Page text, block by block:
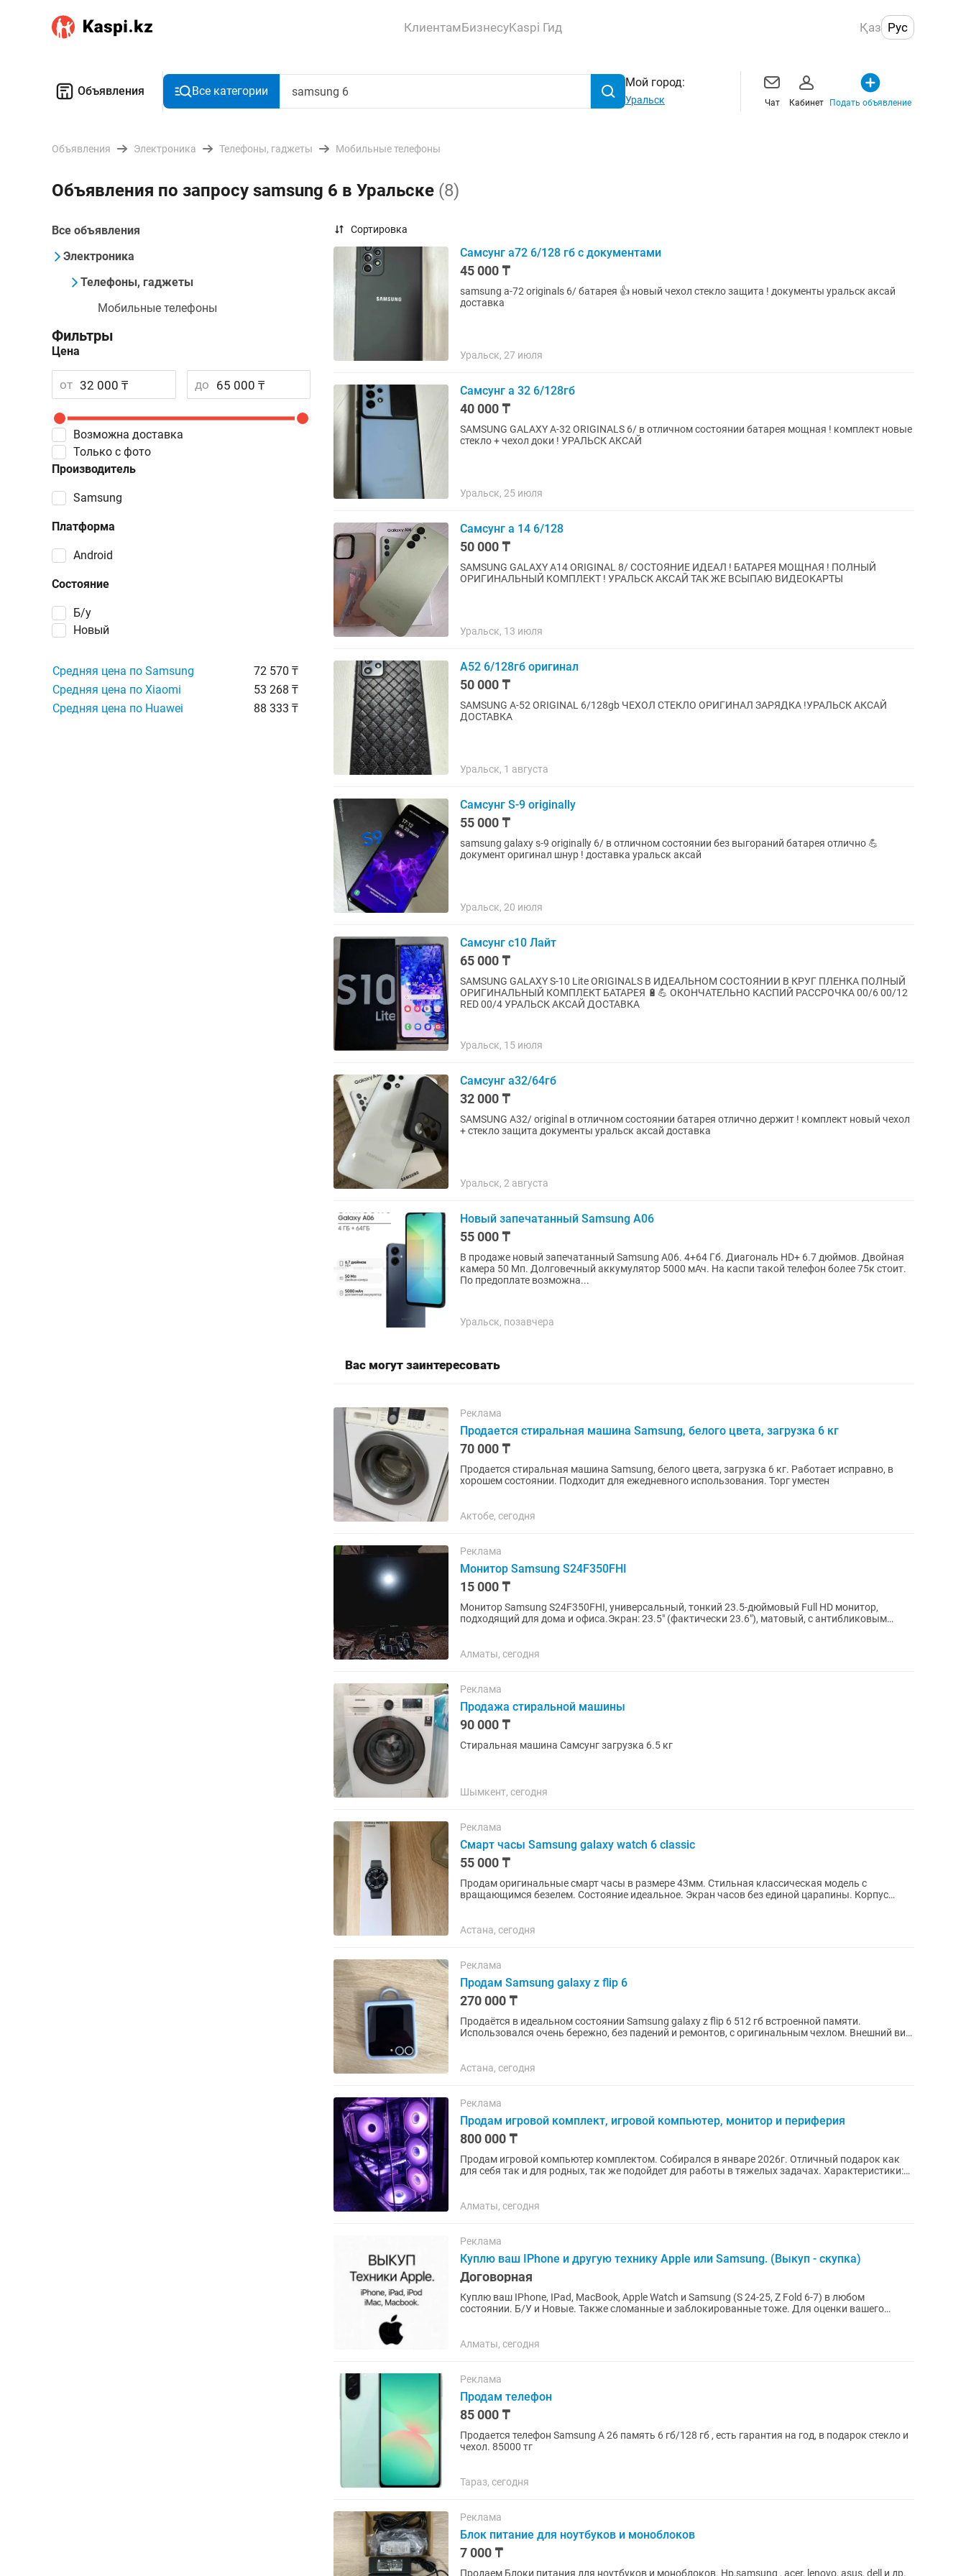
КлиентамБизнесуKaspi Гид Қаз Рус
Объявления Все категории
Мой город:
Уральск Чат Кабинет Подать объявление
Объявления Электроника Телефоны, гаджеты Мобильные телефоны
Объявления по запросу samsung 6 в Уральске (8)
Все объявления
Электроника
Телефоны, гаджеты
Мобильные телефоны
Фильтры
Цена
от до
Возможна доставка
Производитель
Samsung
Платформа
Android
Состояние
Б/у
Новый
Только с фото
Средняя цена по Samsung
72 570 ₸
Средняя цена по Xiaomi
53 268 ₸
Средняя цена по Huawei
88 333 ₸
Сортировка
Самсунг а72 6/128 гб с документами
45 000 ₸
samsung a-72 originals 6/ батарея 👍 новый чехол стекло защита ! документы уральск аксай
доставка
Уральск, 27 июля
Самсунг а 32 6/128гб
40 000 ₸
SAMSUNG GALAXY A-32 ORIGINALS 6/ в отличном состоянии батарея мощная ! комплект новые
стекло + чехол доки ! УРАЛЬСК АКСАЙ
Уральск, 25 июля
Самсунг а 14 6/128
50 000 ₸
SAMSUNG GALAXY A14 ORIGINAL 8/ СОСТОЯНИЕ ИДЕАЛ ! БАТАРЕЯ МОЩНАЯ ! ПОЛНЫЙ
ОРИГИНАЛЬНЫЙ КОМПЛЕКТ ! УРАЛЬСК АКСАЙ ТАК ЖЕ ВСЫПАЮ ВИДЕОКАРТЫ
Уральск, 13 июля
А52 6/128гб оригинал
50 000 ₸
SAMSUNG A-52 ORIGINAL 6/128gb ЧЕХОЛ СТЕКЛО ОРИГИНАЛ ЗАРЯДКА !УРАЛЬСК АКСАЙ
ДОСТАВКА
Уральск, 1 августа
Самсунг S-9 originally
55 000 ₸
samsung galaxy s-9 originally 6/ в отличном состоянии без выгораний батарея отлично 💪
документ оригинал шнур ! доставка уральск аксай
Уральск, 20 июля
Самсунг с10 Лайт
65 000 ₸
SAMSUNG GALAXY S-10 Lite ORIGINALS В ИДЕАЛЬНОМ СОСТОЯНИИ В КРУГ ПЛЕНКА ПОЛНЫЙ
ОРИГИНАЛЬНЫЙ КОМПЛЕКТ БАТАРЕЯ 🔋💪 ОКОНЧАТЕЛЬНО КАСПИЙ РАССРОЧКА 00/6 00/12
RED 00/4 УРАЛЬСК АКСАЙ ДОСТАВКА
Уральск, 15 июля
Самсунг а32/64гб
32 000 ₸
SAMSUNG A32/ original в отличном состоянии батарея отлично держит ! комплект новый чехол
+ стекло защита документы уральск аксай доставка
Уральск, 2 августа
Новый запечатанный Samsung A06
55 000 ₸
В продаже новый запечатанный Samsung A06. 4+64 Гб. Диагональ HD+ 6.7 дюймов. Двойная
камера 50 Мп. Долговечный аккумулятор 5000 мАч. На каспи такой телефон более 75к стоит.
По предоплате возможна...
Уральск, позавчера
Вас могут заинтересовать
Реклама
Продается стиральная машина Samsung, белого цвета, загрузка 6 кг
70 000 ₸
Продается стиральная машина Samsung, белого цвета, загрузка 6 кг. Работает исправно, в
хорошем состоянии. Подходит для ежедневного использования. Торг уместен
Актобе, сегодня
Реклама
Монитор Samsung S24F350FHI
15 000 ₸
Монитор Samsung S24F350FHI, универсальный, тонкий 23.5-дюймовый Full HD монитор,
подходящий для дома и офиса.Экран: 23.5" (фактически 23.6"), матовый, с антибликовым
Алматы, сегодня
Реклама
Продажа стиральной машины
90 000 ₸
Стиральная машина Самсунг загрузка 6.5 кг
Шымкент, сегодня
Реклама
Смарт часы Samsung galaxy watch 6 classic
55 000 ₸
Продам оригинальные смарт часы в размере 43мм. Стильная классическая модель с
вращающимся безелем. Состояние идеальное. Экран часов без единой царапины. Корпус
Астана, сегодня
Реклама
Продам Samsung galaxy z flip 6
270 000 ₸
Продаётся в идеальном состоянии Samsung galaxy z flip 6 512 гб встроенной памяти.
Использовался очень бережно, без падений и ремонтов, с оригинальным чехлом. Внешний вид
Астана, сегодня
Реклама
Продам игровой комплект, игровой компьютер, монитор и периферия
800 000 ₸
Продам игровой компьютер комплектом. Собирался в январе 2026г. Отличный подарок как
для себя так и для родных, так же подойдет для работы в тяжелых задачах. Характеристики:
Алматы, сегодня
Реклама
Куплю ваш IPhone и другую технику Apple или Samsung. (Выкуп - скупка)
Договорная
Куплю ваш IPhone, IPad, MacBook, Apple Watch и Samsung (S 24-25, Z Fold 6-7) в любом
состоянии. Б/У и Новые. Также сломанные и заблокированные тоже. Для оценки вашего
Алматы, сегодня
Реклама
Продам телефон
85 000 ₸
Продается телефон Samsung A 26 память 6 гб/128 гб , есть гарантия на год, в подарок стекло и
чехол. 85000 тг
Тараз, сегодня
Реклама
Блок питание для ноутбуков и моноблоков
7 000 ₸
Продаем Блоки питания для ноутбуков и моноблоков. Hp,samsung , acer, lenovo, asus, dell и др.